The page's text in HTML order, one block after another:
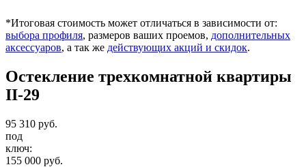
*Итоговая стоимость может отличаться в зависимости от:
выбора профиля, размеров ваших проемов, дополнительных
аксессуаров, а так же действующих акций и скидок.
Остекление трехкомнатной квартиры
II-29
95 310 руб.
под
ключ:
155 000 руб.